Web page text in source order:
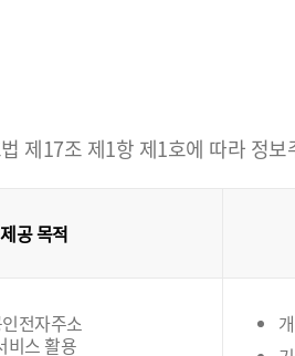
17조 제1항 제1호에 따라 정
제공 목적
전자주소
비스 활용